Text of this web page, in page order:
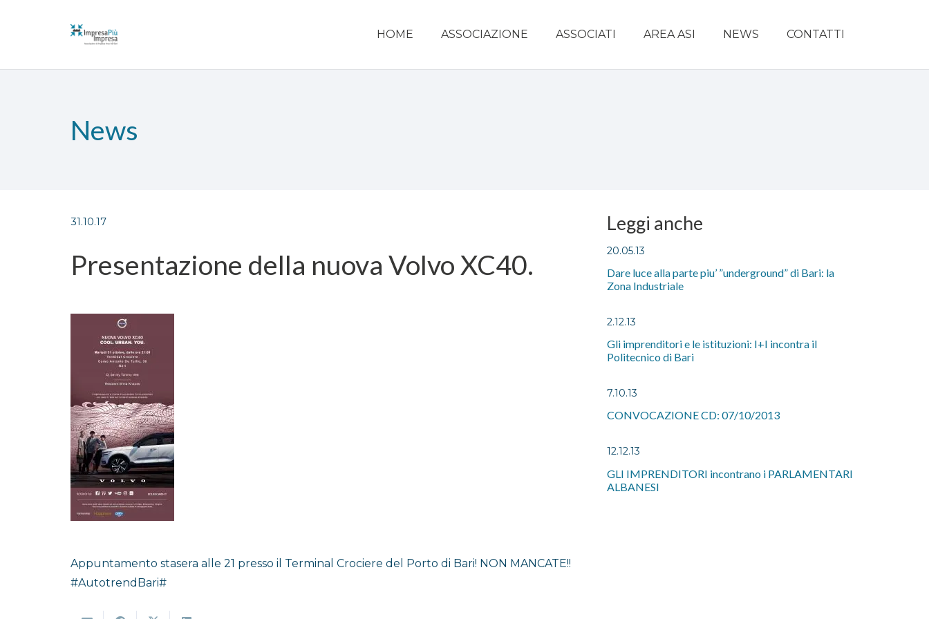
HOME ASSOCIAZIONE ASSOCIATI AREA ASI NEWS CONTATTI
News
31.10.17
Presentazione della nuova Volvo XC40.
Appuntamento stasera alle 21 presso il Terminal Crociere del Porto di Bari! NON MANCATE!!
#AutotrendBari#
Leggi anche
20.05.13
Dare luce alla parte piu’ ”underground” di Bari: la
Zona Industriale
2.12.13
Gli imprenditori e le istituzioni: I+I incontra il
Politecnico di Bari
7.10.13
CONVOCAZIONE CD: 07/10/2013
12.12.13
GLI IMPRENDITORI incontrano i PARLAMENTARI
ALBANESI